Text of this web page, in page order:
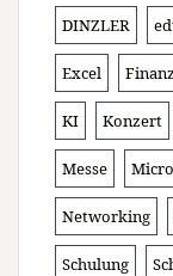
DINZLER
Excel
KI Konzert
Messe
Networking
Schulung